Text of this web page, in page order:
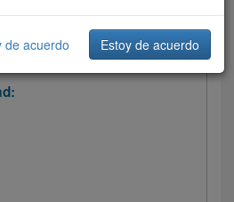
de acuerdo Estoy de acuerdo